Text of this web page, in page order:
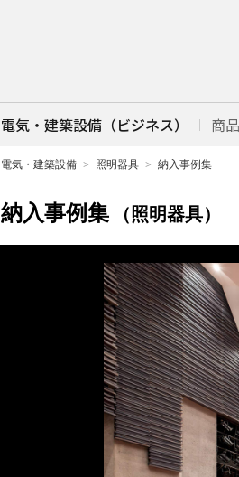
電気・建築設備（ビジネス） 商
電気・建築設備 照明器具 納入事例集
納入事例集 （照明器具）